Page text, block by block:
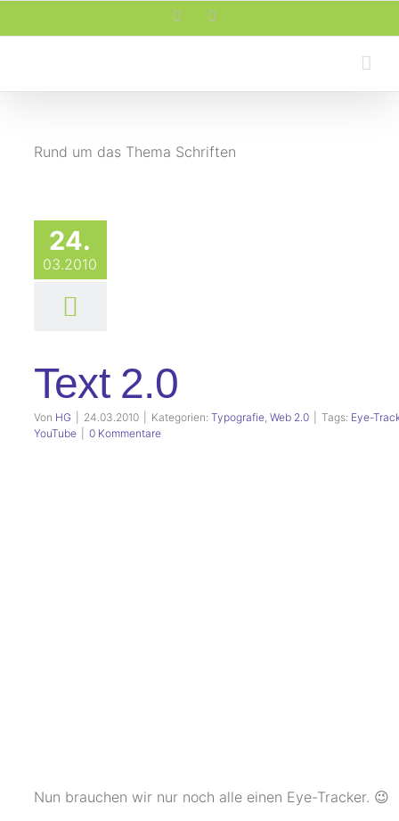
Inhalt
Facebook
Rund um das Thema Schriften
24.
03.2010
Text 2.0
Von HG 24.03.2010 Kategorien: Typografie, Web 2.0 Tags: Eye-
YouTube
0 Kommentare
Nun brauchen wir nur noch alle einen Eye-Tracker. 😉